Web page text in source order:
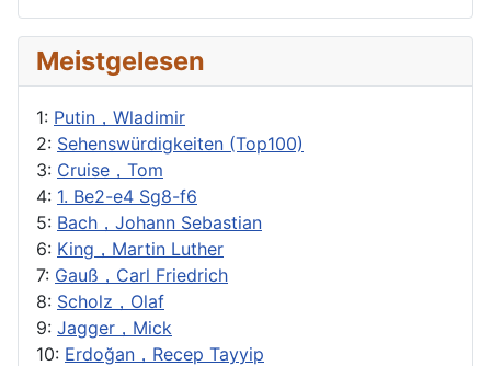
Meistgelesen
1: Putin，Wladimir
2: Sehenswürdigkeiten (Top100)
3: Cruise，Tom
4: 1. Be2-e4 Sg8-f6
5: Bach，Johann Sebastian
6: King，Martin Luther
7: Gauß，Carl Friedrich
8: Scholz，Olaf
9: Jagger，Mick
10: Erdoğan，Recep Tayyip